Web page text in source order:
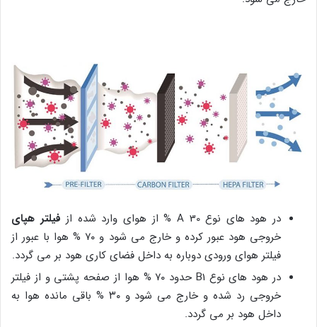
در هود های نوع A 30 % از هوای وارد شده از
فیلتر هپای
خروجی هود عبور کرده و خارج می شود و ۷۰ % هوا با عبور از
فیلتر هوای ورودی دوباره به داخل فضای کاری هود بر می گردد.
در هود های نوع B1 حدود ۷۰ % هوا از صفحه پشتی و از فیلتر
خروجی رد شده و خارج می شود و ۳۰ % باقی مانده هوا به
داخل هود بر می گردد.